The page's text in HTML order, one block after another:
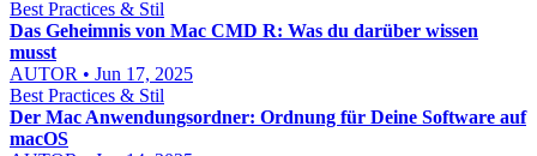
Best Practices & Stil
Das Geheimnis von Mac CMD R: Was du darüber wissen
musst
AUTOR • Jun 17, 2025
Best Practices & Stil
Der Mac Anwendungsordner: Ordnung für Deine Software auf
macOS